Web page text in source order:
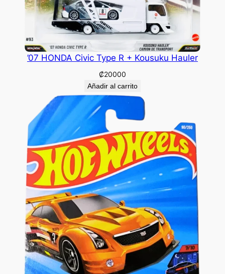
’07 HONDA Civic Type R + Kousuku Hauler
₡20000
Añadir al carrito